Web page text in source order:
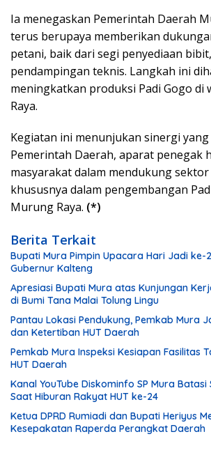
Ia menegaskan Pemerintah Daerah
terus berupaya memberikan
petani, baik dari segi penyediaan
pendampingan teknis. Langkah ini
meningkatkan produksi Padi Gogo di
Raya.
Kegiatan ini menunjukan sinergi
Pemerintah Daerah, aparat penegak
masyarakat dalam mendukung
khususnya dalam pengembangan
Murung Raya. (*)
Berita Terkait
Bupati Mura Pimpin Upacara Hari Jadi ke-
Gubernur Kalteng
Apresiasi Bupati Mura atas Kunjungan
di Bumi Tana Malai Tolung Lingu
Pantau Lokasi Pendukung, Pemkab Mura
dan Ketertiban HUT Daerah
Pemkab Mura Inspeksi Kesiapan Fasilitas
HUT Daerah
Kanal YouTube Diskominfo SP Mura
Saat Hiburan Rakyat HUT ke-24
Ketua DPRD Rumiadi dan Bupati Heriyus
Kesepakatan Raperda Perangkat Daerah